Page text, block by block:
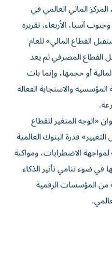
المالي العالمي في
آسيا، الأربعاء، تقريره
القطاع المالي» للعام
القطاع المصرفي لم يعد
أو حجمها، وإنما بات
المؤسسية والاستجابة الفعالة
«الوجه المتغير للقطاع
قدرة البنوك العالمية
الاضطرابات، ومواكبة
في ضوء تنامي تأثير الذكاء
من المؤسسات الرقمية